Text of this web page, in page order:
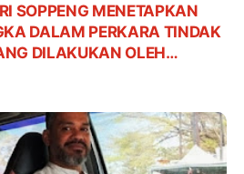
SOPPENG MENETAPKAN
DALAM PERKARA TINDAK
DILAKUKAN OLEH
BANK PLAT MERAH DI